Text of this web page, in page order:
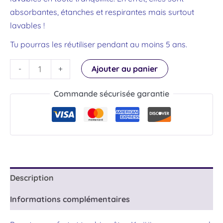
absorbantes, étanches et respirantes mais surtout
lavables !
Tu pourras les réutiliser pendant au moins 5 ans.
- + Ajouter au panier
Commande sécurisée garantie
Description
Informations complémentaires